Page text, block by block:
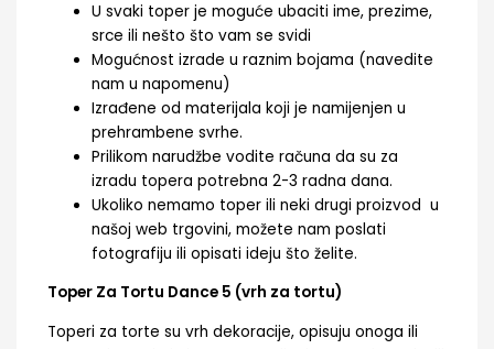
U svaki toper je moguće ubaciti ime, prezime,
srce ili nešto što vam se svidi
Mogućnost izrade u raznim bojama (navedite
nam u napomenu)
Izrađene od materijala koji je namijenjen u
prehrambene svrhe.
Prilikom narudžbe vodite računa da su za
izradu topera potrebna 2-3 radna dana.
Ukoliko nemamo toper ili neki drugi proizvod u
našoj web trgovini, možete nam poslati
fotografiju ili opisati ideju što želite.
Toper Za Tortu Dance 5 (vrh za tortu)
Toperi za torte su vrh dekoracije, opisuju onoga ili